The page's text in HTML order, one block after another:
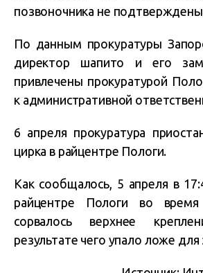
позвоночника не
По данным прокуратуры
директор шапито и его
привлечены прокуратурой
к административной
6 апреля прокуратура
цирка в райцентре Пологи.
Как сообщалось, 5 апреля в
райцентре Пологи во время
сорвалось верхнее
результате чего упало ложе для